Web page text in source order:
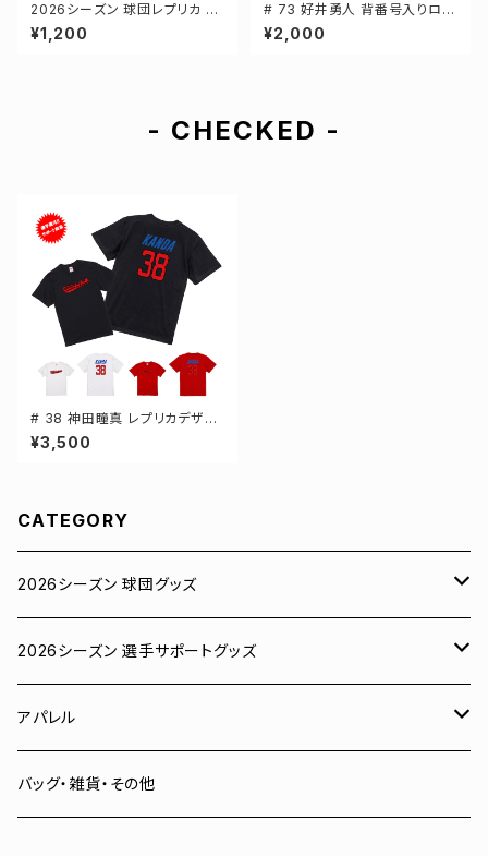
2026シーズン 球団レプリカ メ
ッシュキャップ レッド フリーサイ
ズ 3-000700
¥1,200
# 73 好井勇人 背番号入りロゴ
キャンバスサコッシュ 選手還元
2カラー 001461
¥2,000
- CHECKED -
# 38 神田瞳真 レプリカデザイ
ン 3カラー 選手還元 半袖Tシャ
ツ S-XXXLサイズ 500101
¥3,500
CATEGORY
2026シーズン 球団グッズ
ユニフォーム
Tシャツ
スウェット
2026シーズン 選手サポートグッズ
# 00 蓮
# 0 岡田竜汰
アパレル
スウェット・パーカー
バッグ・雑貨・その他